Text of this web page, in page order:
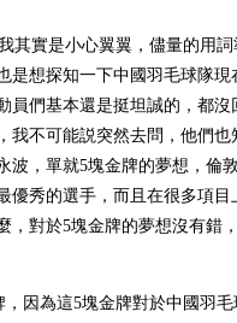
實是小心翼翼，儘量的用
是想探知一下中國羽毛球隊
員們基本還是挺坦誠的，都
我不可能説突然去問，他們
波，單就5塊金牌的夢想，倫
優秀的選手，而且在很多項
，對於5塊金牌的夢想沒有錯
因為這5塊金牌對於中國羽